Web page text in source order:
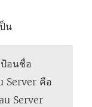
น
อนชื่อ
Server คือ
Server